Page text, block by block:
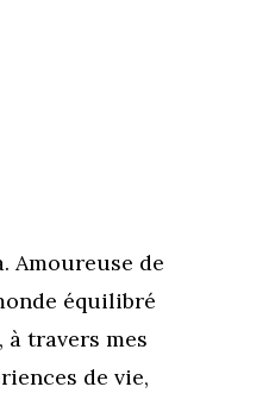
Amoureuse de
équilibré
à travers mes
de vie,